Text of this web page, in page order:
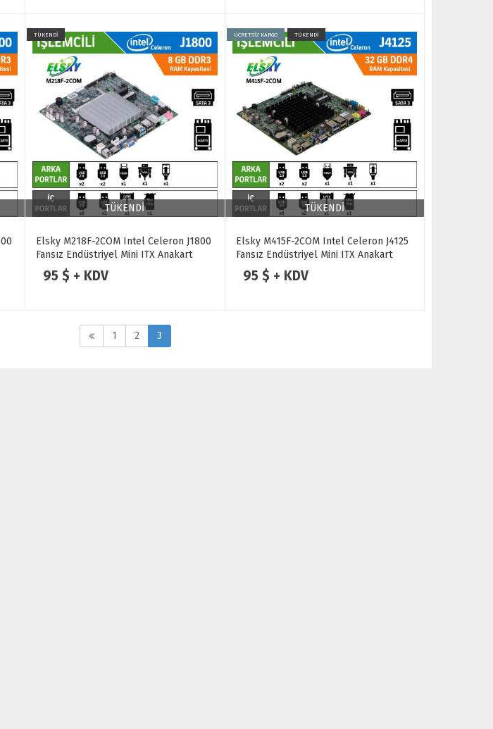
TÜKENDİ
TÜKENDİ
Elsky M218F-2COM Intel Celeron J1800
Fansız Endüstriyel Mini ITX Anakart
95 $ + KDV
ÜCRETSİZ KARGO TÜKENDİ
TÜKENDİ
Elsky M415F-2COM Intel Celeron J4125
Fansız Endüstriyel Mini ITX Anakart
95 $ + KDV
1 2 3